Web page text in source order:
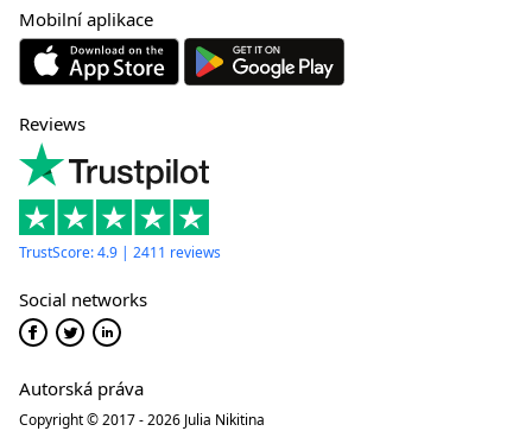
Mobilní aplikace
Reviews
TrustScore: 4.9 | 2411 reviews
Social networks
Autorská práva
Copyright © 2017 - 2026 Julia Nikitina